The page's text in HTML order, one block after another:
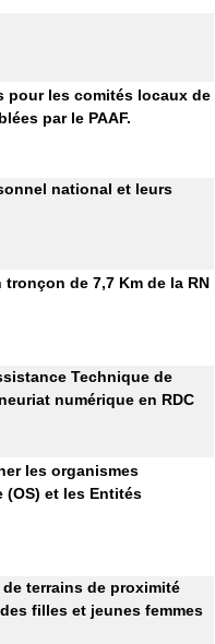
pour les comités locaux de
par le PAAF.
national et leurs
de 7,7 Km de la RN
Technique de
numérique en RDC
les organismes
et les Entités
terrains de proximité
filles et jeunes femmes